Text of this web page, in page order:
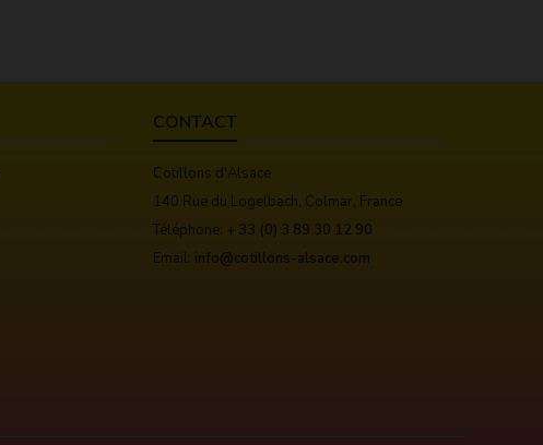
CONTACT
Cotillons d'Alsace
140 Rue du Logelbach, Colmar, France
Téléphone: + 33 (0) 3 89 30 12 90
Email: info@cotillons-alsace.com